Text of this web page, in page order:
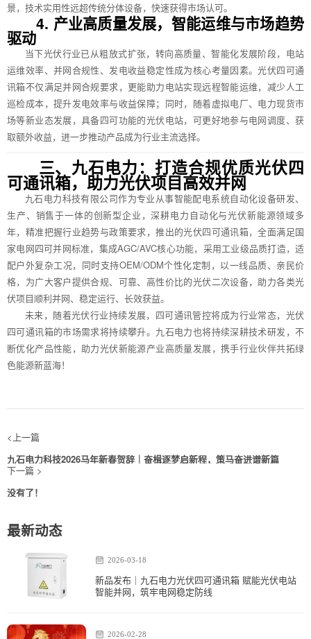
景，技术实用性远超传统分体设备，快速获得市场认可。
4. 产业高质量发展，智能运维与市场趋势
驱动
当下光伏行业已从粗放式扩张，转向高质量、智能化发展阶段，电站
运维效率、并网合规性、发电收益稳定性成为核心考量因素。光伏四可通
讯箱不仅满足并网合规要求，更能助力电站实现远程智能运维，减少人工
巡检成本，提升发电效率与收益保障；同时，随着虚拟电厂、电力现货市
场等新业态发展，具备四可功能的光伏电站，可更好地参与电网调度、获
取额外收益，进一步推动产品成为行业主流选择。
三、九石电力：打造合规优质光伏四
可通讯箱，助力光伏项目高效并网
九石电力科技有限公司作为专业从事智能配电系统自动化设备研发、
生产、销售于一体的创新型企业，深耕电力自动化与光伏新能源领域多
年，精准把握行业趋势与政策要求，推出的光伏四可通讯箱，全面满足国
家电网四可并网标准，集成AGC/AVC核心功能，采用工业级品质打造，适
配户外复杂工况，同时支持OEM/ODM个性化定制，以一线品质、亲民价
格，为广大客户提供合规、可靠、高性价比的光伏二次设备，助力各类光
伏项目顺利并网、稳定运行、长效获益。
未来，随着光伏行业持续发展，四可通讯管控将成为行业常态，光伏
四可通讯箱的市场需求将持续攀升。九石电力也将持续深耕技术研发，不
断优化产品性能，助力光伏新能源产业高质量发展，携手行业伙伴共拓绿
色能源新蓝海！
<上一篇
九石电力科技2026马年新春贺辞｜奋楫逐梦启新程，策马奋进谱新篇
下一篇 >
没有了！
最新动态
2026-03-18
新品发布｜九石电力光伏四可通讯箱 赋能光伏电站
智能并网，筑牢电网稳定防线
2026-02-28